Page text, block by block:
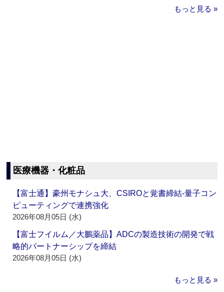
もっと見る »
医療機器・化粧品
【富士通】豪州モナシュ大、CSIROと覚書締結‐量子コン
ピューティングで連携強化
2026年08月05日 (水)
【富士フイルム／大鵬薬品】ADCの製造技術の開発で戦
略的パートナーシップを締結
2026年08月05日 (水)
もっと見る »